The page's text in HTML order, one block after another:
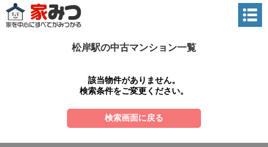
松岸駅の中古マンション一覧
該当物件がありません。
検索条件をご変更ください。
検索画面に戻る